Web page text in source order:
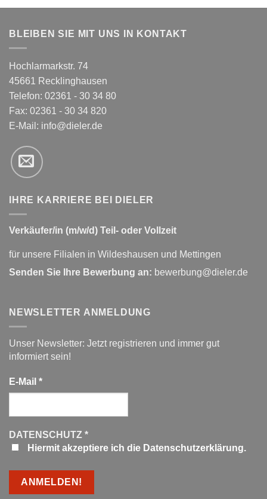
BLEIBEN SIE MIT UNS IN KONTAKT
Hochlarmarkstr. 74
45661 Recklinghausen
Telefon: 02361 - 30 34 80
Fax: 02361 - 30 34 820
E-Mail: info@dieler.de
IHRE KARRIERE BEI DIELER
Verkäufer/in (m/w/d) Teil- oder Vollzeit
für unsere Filialen in Wildeshausen und Mettingen
Senden Sie Ihre Bewerbung an: bewerbung@dieler.de
NEWSLETTER ANMELDUNG
Unser Newsletter: Jetzt registrieren und immer gut
informiert sein!
E-Mail *
DATENSCHUTZ *
Hiermit akzeptiere ich die Datenschutzerklärung.